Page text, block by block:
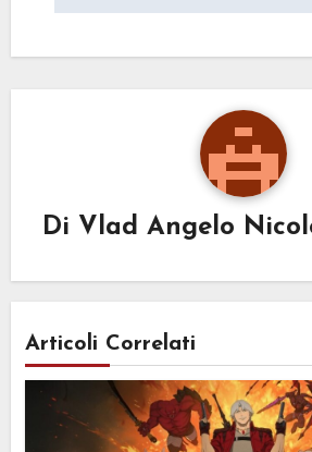
Di Vlad Angelo
Articoli Correlati